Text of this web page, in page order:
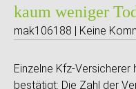
kaum weniger
mak106188 | Keine
Einzelne Kfz-Versicherer
bestätigt: Die Zahl der